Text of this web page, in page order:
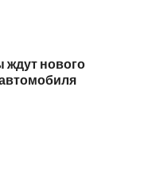
ждут нового